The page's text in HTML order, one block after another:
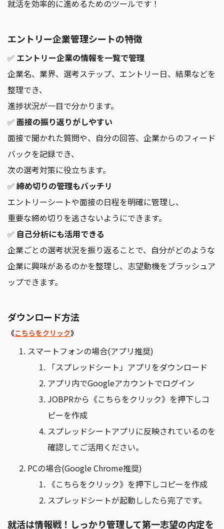
就活を効率的に進めるためのツールです！
エントリー企業管理シートの特徴
✅ エントリー企業の情報を一覧で管理
企業名、業界、選考ステップ、エントリー日、結果などを
整理でき、
進捗状況が一目で分かります。
✅ 面接の振り返りがしやすい
面接で聞かれた質問や、自分の回答、企業からのフィード
バックを記録でき、
次の選考対策に役立ちます。
✅ 締め切りの管理もバッチリ
エントリーシートや面接の日程を明確に管理し、
重要な締め切りを逃さないようにできます。
✅ 自己分析にも活用できる
企業ごとの選考状況を振り返ることで、自分がどのような
企業に興味があるのかを整理し、志望動機をブラッシュア
ップできます。
ダウンロード方法
《こちらをクリック》
スマートフォンの場合(アプリ推奨)
「スプレッドシート」アプリをダウンロード
アプリ内でGoogleアカウントでログイン
JOBPRから《こちらをクリック》を押下しコ
ピーを作成
スプレッドシートアプリに反映されているのを
確認してご活用ください。
PCの場合(Google Chrome推奨)
《こちらをクリック》を押下しコピーを作成
スプレッドシートが起動ししたら完了です。
就活は情報戦！しっかり管理して第一志望の内定を